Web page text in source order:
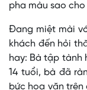
pha màu sao
Đang miệt mài
khách đến hỏi
hay: Bà tập tành
14 tuổi, bà đã
bức hoa văn trên